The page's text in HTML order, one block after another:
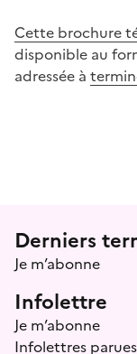
Cette brochure
disponible au
adressée à
Menu
Derniers
Je m’abonne
Infolettre
Je m’abonne
Infolettres parues